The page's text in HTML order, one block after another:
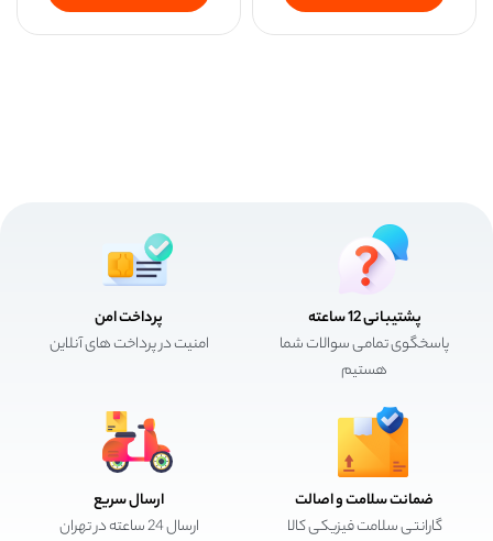
پشتیبانی 12 ساعته
پاسخگوی تمامی سوالات شما
هستیم
پرداخت امن
امنیت در پرداخت های آنلاین
ضمانت سلامت و اصالت
گارانتی سلامت فیزیکی کالا
ارسال سریع
ارسال 24 ساعته در تهران